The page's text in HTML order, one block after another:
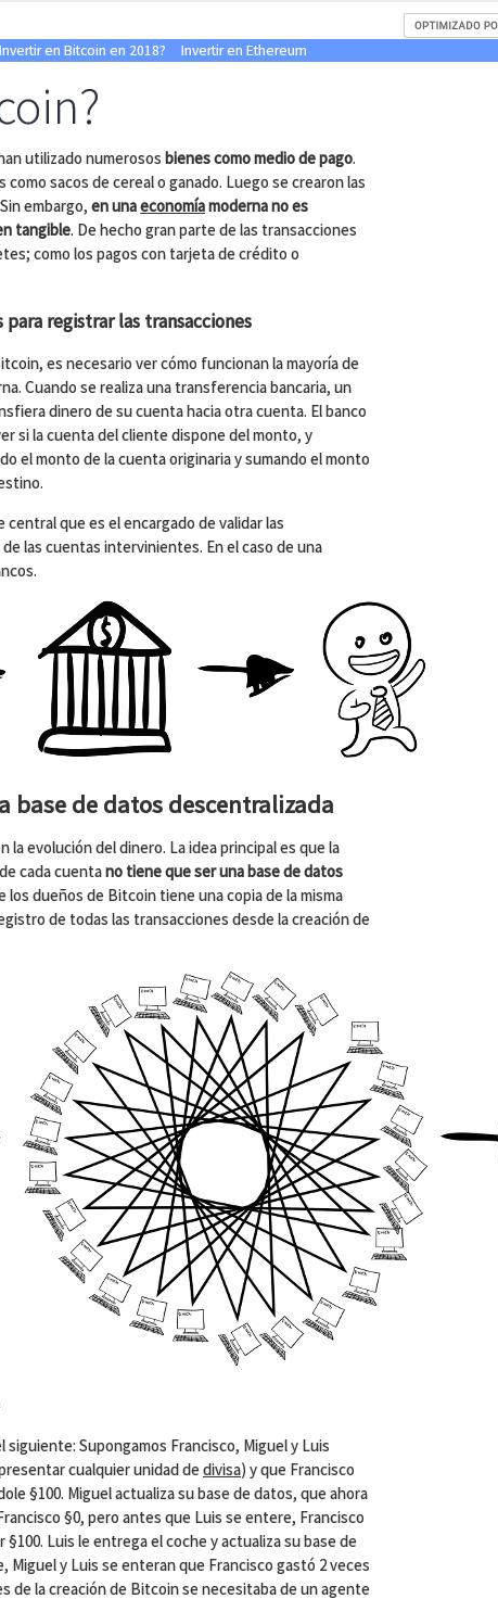
en Bitcoin en 2018? Invertir en Ethereum
utilizado numerosos bienes como medio de pago.
sacos de cereal o ganado. Luego se crearon las
embargo, en unaeconomíamoderna no es
tangible. De hecho gran parte de las transacciones
como los pagos con tarjeta de crédito o
registrar las transacciones
es necesario ver cómo funcionan la mayoría de
Cuando se realiza una transferencia bancaria, un
dinero de su cuenta hacia otra cuenta. El banco
si la cuenta del cliente dispone del monto, y
el monto de la cuenta originaria y sumando el monto
que es el encargado de validar las
las cuentas intervinientes. En el caso de una
base de datos descentralizada
la evolución del dinero. La idea principal es que la
cada cuentano tiene que ser una base de datos
los dueños de Bitcoin tiene una copia de la misma
de todas las transacciones desde la creación de
siguiente: Supongamos Francisco, Miguel y Luis
cualquier unidad dedivisa) y que Francisco
§100. Miguel actualiza su base de datos, que ahora
§0, pero antes que Luis se entere, Francisco
Luis le entrega el coche y actualiza su base de
Miguel y Luis se enteran que Francisco gastó 2 veces
de la creación de Bitcoin se necesitaba de un agente